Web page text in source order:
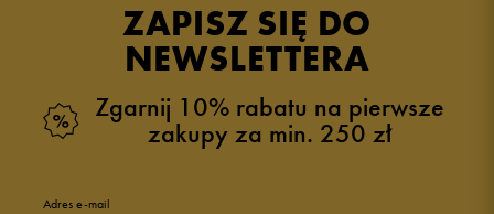
ZAPISZ SIĘ DO
NEWSLETTERA
Zgarnij 10% rabatu na pierwsze
zakupy za min. 250 zł
Adres e-mail